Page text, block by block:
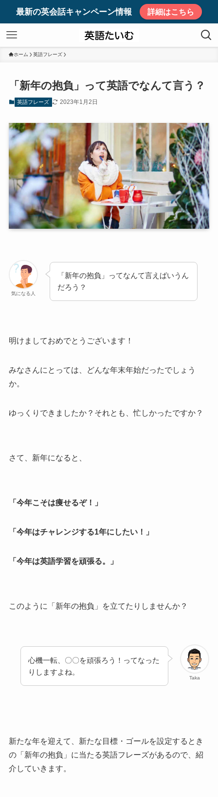
最新の英会話キャンペーン情報 詳細はこちら
ホーム 英語フレーズ
「新年の抱負」って英語でなんて言う？
英語フレーズ 2023年1月2日
気になる人
「新年の抱負」ってなんて言えばいうん
だろう？
明けましておめでとうございます！
みなさんにとっては、どんな年末年始だったでしょう
か。
ゆっくりできましたか？それとも、忙しかったですか？
さて、新年になると、
「今年こそは痩せるぞ！」
「今年はチャレンジする1年にしたい！」
「今年は英語学習を頑張る。」
このように「新年の抱負」を立てたりしませんか？
Taka
心機一転、〇〇を頑張ろう！ってなった
りしますよね。
新たな年を迎えて、新たな目標・ゴールを設定するとき
の「新年の抱負」に当たる英語フレーズがあるので、紹
介していきます。